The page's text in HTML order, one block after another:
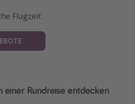
Flugzeit
einer Rundreise entdecken